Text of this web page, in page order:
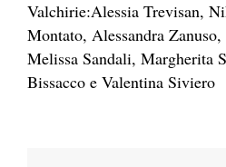
Valchirie:Alessia Trevisan,
Montato, Alessandra
Melissa Sandali, Margherita
Bissacco e Valentina Siviero